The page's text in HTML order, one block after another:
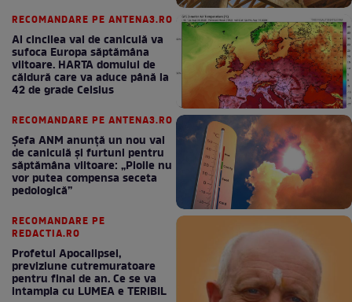
RECOMANDARE PE ANTENA3.RO
Al cincilea val de caniculă va
sufoca Europa săptămâna
viitoare. HARTA domului de
căldură care va aduce până la
42 de grade Celsius
RECOMANDARE PE ANTENA3.RO
Șefa ANM anunță un nou val
de caniculă și furtuni pentru
săptămâna viitoare: „Ploile nu
vor putea compensa seceta
pedologică”
RECOMANDARE PE
REDACTIA.RO
Profetul Apocalipsei,
previziune cutremuratoare
pentru final de an. Ce se va
intampla cu LUMEA e TERIBIL